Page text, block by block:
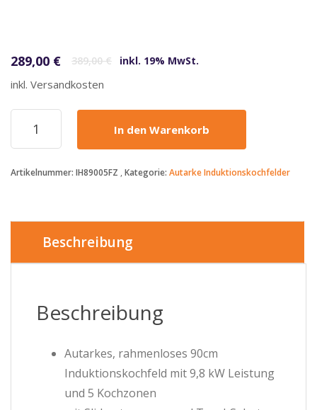
389,00€
289,00 € inkl. 19% MwSt.
inkl. Versandkosten
KKT
Kolbe
-
-
IH89005FZ
Autarkes,
rahmenloses
Menge
In den Warenkorb
Artikelnummer: IH89005FZ Kategorie: Autarke Induktionskochfelder
Beschreibung
Beschreibung
Autarkes, rahmenloses 90cm
Induktionskochfeld mit 9,8 kW Leistung
und 5 Kochzonen